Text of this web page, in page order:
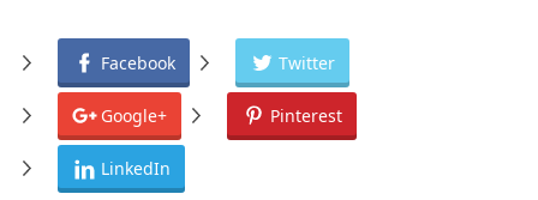
Facebook Twitter
Google+ Pinterest
LinkedIn